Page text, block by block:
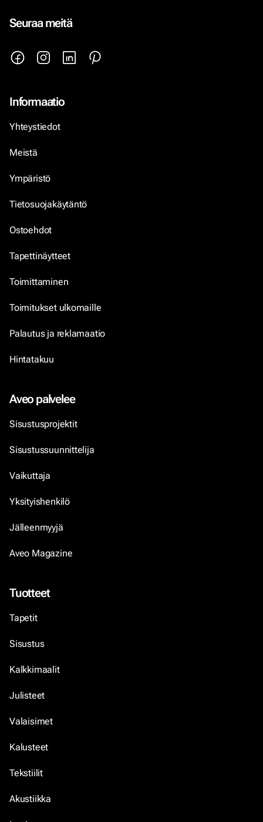
Seuraa meitä
Informaatio
Yhteystiedot
Meistä
Ympäristö
Tietosuojakäytäntö
Ostoehdot
Tapettinäytteet
Toimittaminen
Toimitukset ulkomaille
Palautus ja reklamaatio
Hintatakuu
Aveo palvelee
Sisustusprojektit
Sisustussuunnittelija
Vaikuttaja
Yksityishenkilö
Jälleenmyyjä
Aveo Magazine
Tuotteet
Tapetit
Sisustus
Kalkkimaalit
Julisteet
Valaisimet
Kalusteet
Tekstiilit
Akustiikka